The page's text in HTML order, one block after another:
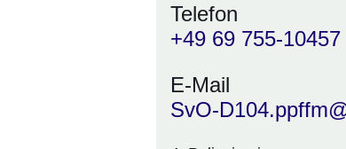
Telefon
+49 69 755-10457
E-Mail
SvO-